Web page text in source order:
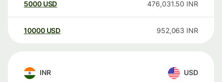
5000 USD 476,031.50 INR
10000 USD 952,063 INR
INR USD